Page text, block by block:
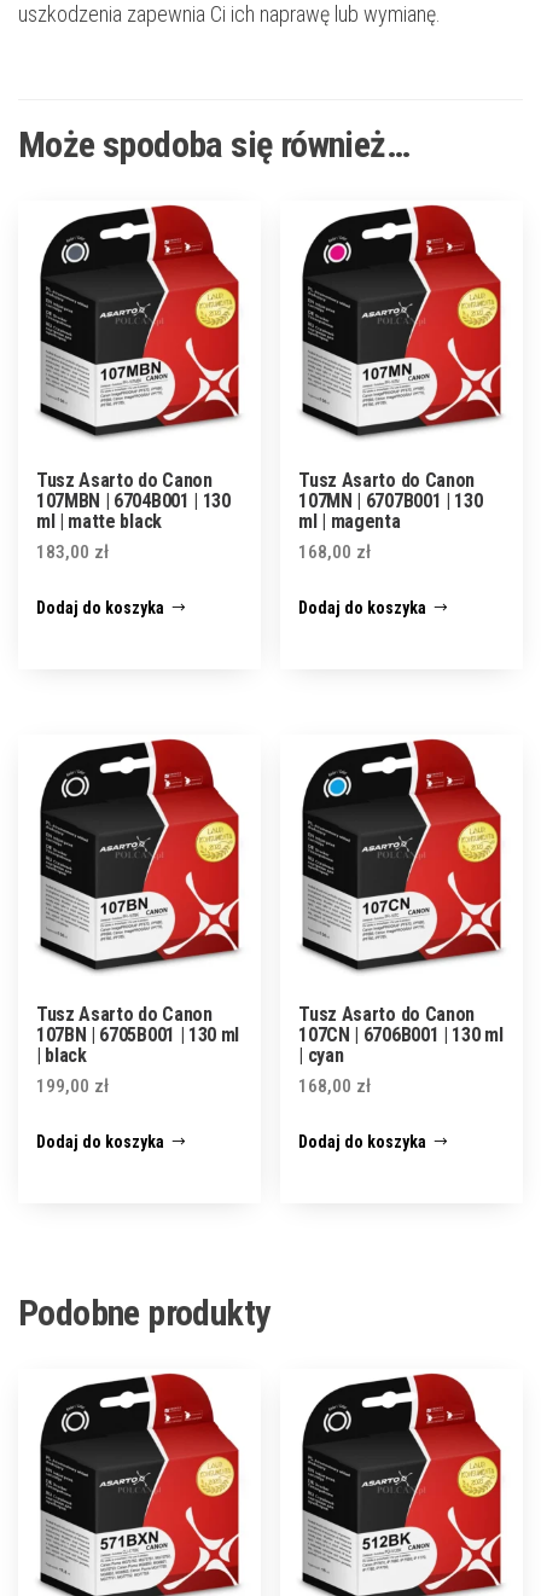
uszkodzenia zapewnia Ci ich naprawę lub wymianę.
Może spodoba się również…
Tusz Asarto do Canon
107MBN | 6704B001 | 130
ml | matte black
183,00 zł
Dodaj do koszyka
Tusz Asarto do Canon
107MN | 6707B001 | 130
ml | magenta
168,00 zł
Dodaj do koszyka
Tusz Asarto do Canon
107BN | 6705B001 | 130 ml
| black
199,00 zł
Dodaj do koszyka
Tusz Asarto do Canon
107CN | 6706B001 | 130 ml
| cyan
168,00 zł
Dodaj do koszyka
Podobne produkty